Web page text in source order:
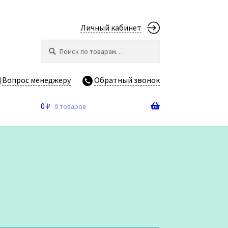
Личный кабинет
Вопрос менеджеру Обратный звонок
0 ₽ 0 товаров